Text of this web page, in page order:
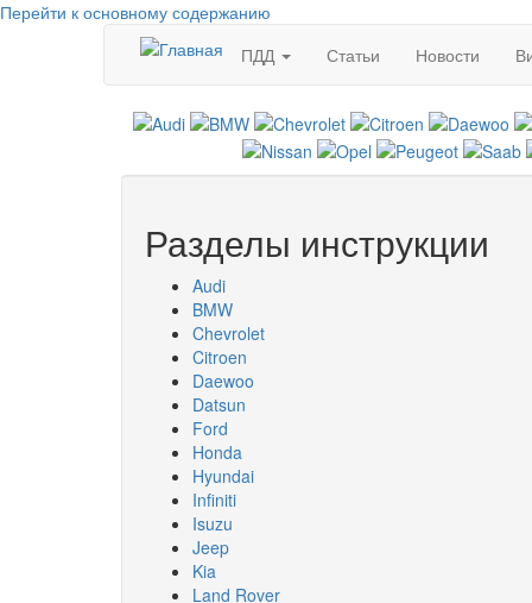
Перейти к основному содержанию
ПДД
Статьи Новости
Разделы инструкции
Audi
BMW
Chevrolet
Citroen
Daewoo
Datsun
Ford
Honda
Hyundai
Infiniti
Isuzu
Jeep
Kia
Land Rover